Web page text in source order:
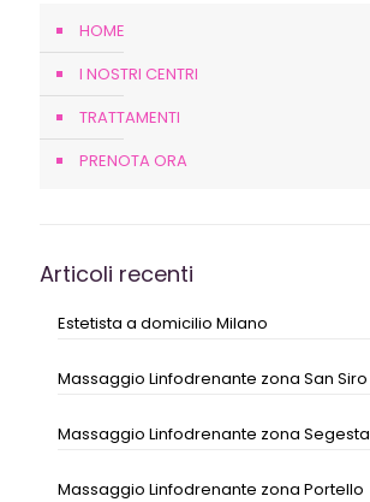
HOME
I NOSTRI CENTRI
TRATTAMENTI
PRENOTA ORA
Articoli recenti
Estetista a domicilio Milano
Massaggio Linfodrenante zona San Siro
Massaggio Linfodrenante zona Segesta
Massaggio Linfodrenante zona Portello